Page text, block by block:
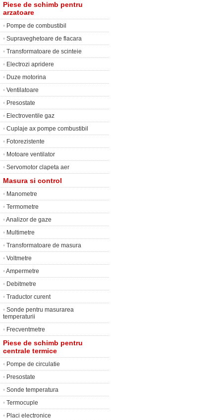
Piese de schimb pentru
arzatoare
• Pompe de combustibil
• Supraveghetoare de flacara
• Transformatoare de scinteie
• Electrozi apridere
• Duze motorina
• Ventilatoare
• Presostate
• Electroventile gaz
• Cuplaje ax pompe combustibil
• Fotorezistente
• Motoare ventilator
• Servomotor clapeta aer
Masura si control
• Manometre
• Termometre
•Analizor de gaze
• Multimetre
• Transformatoare de masura
• Voltmetre
•Ampermetre
• Debitmetre
• Traductor curent
• Sonde pentru masurarea
temperaturii
• Frecventmetre
Piese de schimb pentru
centrale termice
• Pompe de circulatie
• Presostate
• Sonde temperatura
• Termocuple
• Placi electronice